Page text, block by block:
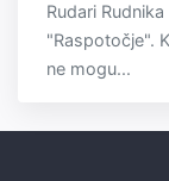
Rudari
"Raspotočje".
ne mogu...